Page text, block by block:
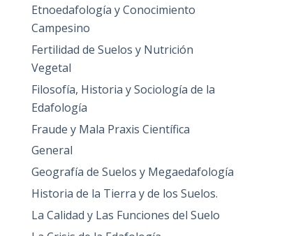
Etnoedafología y Conocimiento
Campesino
Fertilidad de Suelos y Nutrición
Vegetal
Filosofía, Historia y Sociología de la
Edafología
Fraude y Mala Praxis Científica
General
Geografía de Suelos y Megaedafología
Historia de la Tierra y de los Suelos.
La Calidad y Las Funciones del Suelo